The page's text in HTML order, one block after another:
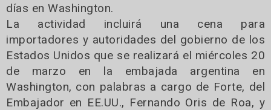
días en Washington.
La actividad incluirá una cena para
importadores y autoridades del gobierno de los
Estados Unidos que se realizará el miércoles 20
de marzo en la embajada argentina en
Washington, con palabras a cargo de Forte, del
Embajador en EE.UU., Fernando Oris de Roa, y